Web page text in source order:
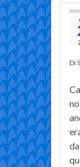
Di